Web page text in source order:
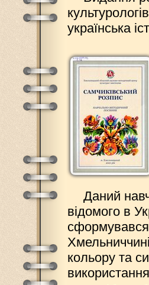
українська
Даний
відомого в
сформувався
кольору та